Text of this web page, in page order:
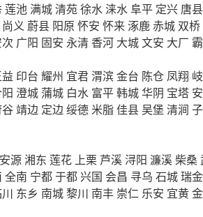
莲池 满城清苑徐水 涞水阜平 定兴 唐县
尚义 蔚县 阳原 怀安 怀来涿鹿赤城 双桥
广阳 固安 永清 香河 大城文安 大厂
印台 耀州 宜君渭滨金台 陈仓 凤翔
澄城蒲城 白水 富平韩城华阴 宝塔
靖边 定边绥德 米脂佳县吴堡 清涧
安源湘东 莲花 上栗 芦溪 浔阳 濂溪柴桑
全南 宁都于都兴国 会昌 寻乌 石城瑞金
东乡 南城黎川 南丰 崇仁 乐安 宜黄